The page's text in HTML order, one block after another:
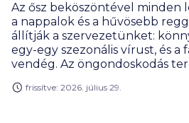
Az ősz beköszöntével minden
a nappalok és a hűvösebb
állítják a szervezetünket:
egy-egy szezonális vírust, és a
vendég. Az öngondoskodás
holott a megelőzés nemcsak
frissítve: 2026. július 29.